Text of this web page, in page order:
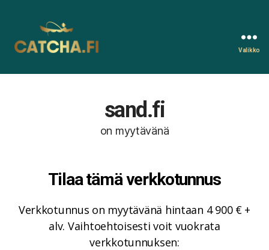
Valikko
sand.fi
on myytävänä
Tilaa tämä verkkotunnus
Verkkotunnus on myytävänä hintaan 4 900 € +
alv. Vaihtoehtoisesti voit vuokrata
verkkotunnuksen: